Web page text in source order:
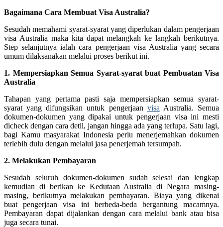
Bagaimana Cara Membuat Visa Australia?
Sesudah memahami syarat-syarat yang diperlukan dalam pengerjaan
visa Australia maka kita dapat melangkah ke langkah berikutnya.
Step selanjutnya ialah cara pengerjaan visa Australia yang secara
umum dilaksanakan melalui proses berikut ini.
1. Mempersiapkan Semua Syarat-syarat buat Pembuatan Visa
Australia
Tahapan yang pertama pasti saja mempersiapkan semua syarat-
syarat yang difungsikan untuk pengerjaan visa Australia. Semua
dokumen-dokumen yang dipakai untuk pengerjaan visa ini mesti
dicheck dengan cara detil, jangan hingga ada yang terlupa. Satu lagi,
bagi Kamu masyarakat Indonesia perlu menerjemahkan dokumen
terlebih dulu dengan melalui jasa penerjemah tersumpah.
2. Melakukan Pembayaran
Sesudah seluruh dokumen-dokumen sudah selesai dan lengkap
kemudian di berikan ke Kedutaan Australia di Negara masing-
masing, berikutnya melakukan pembayaran. Biaya yang dikenai
buat pengerjaan visa ini berbeda-beda bergantung macamnya.
Pembayaran dapat dijalankan dengan cara melalui bank atau bisa
juga secara tunai.